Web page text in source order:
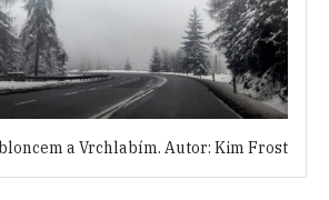
a Vrchlabím. Autor: Kim Frost